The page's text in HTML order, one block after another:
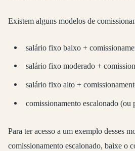
Existem alguns modelos de
salário fixo baixo +
salário fixo moderado +
salário fixo alto +
comissionamento escalonado (ou
Para ter acesso a um exemplo desses
comissionamento escalonado, baixe o